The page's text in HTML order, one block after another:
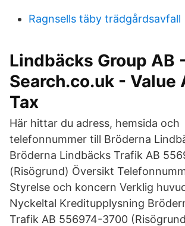
Ragnsells täby trädgårdsavfall
Lindbäcks Group AB
Search.co.uk - Value
Tax
Här hittar du adress, hemsida och
telefonnummer till Bröderna
Bröderna Lindbäcks Trafik AB
(Risögrund) Översikt
Styrelse och koncern Verklig
Nyckeltal Kreditupplysning
Trafik AB 556974-3700